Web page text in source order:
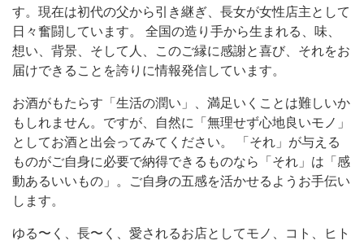
す。現在は初代の父から引き継ぎ、長女が女性店主として
日々奮闘しています。 全国の造り手から生まれる、味、
想い、背景、そして人、このご縁に感謝と喜び、それをお
届けできることを誇りに情報発信しています。
お酒がもたらす「生活の潤い」、満足いくことは難しいか
もしれません。ですが、自然に「無理せず心地良いモノ」
としてお酒と出会ってみてください。 「それ」が与える
ものがご自身に必要で納得できるものなら「それ」は「感
動あるいいもの」。ご自身の五感を活かせるようお手伝い
します。
ゆる〜く、長〜く、愛されるお店としてモノ、コト、ヒト